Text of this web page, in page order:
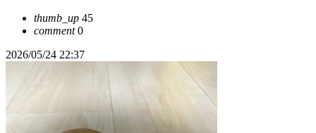
thumb_up 45
comment0
2026/05/24 22:37